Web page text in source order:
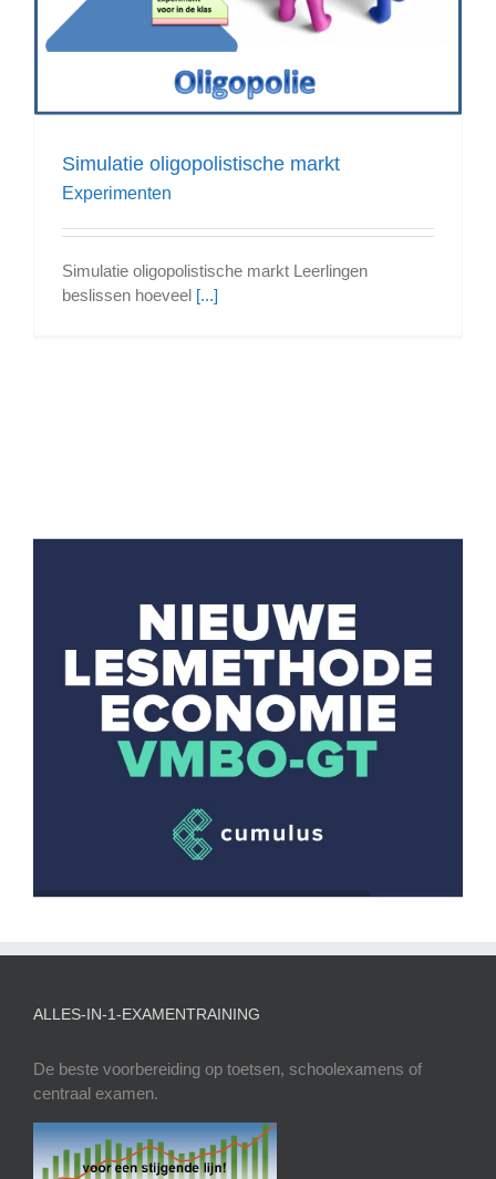
Simulatie oligopolistische markt
Experimenten
Simulatie oligopolistische markt Leerlingen
beslissen hoeveel [...]
ALLES-IN-1-EXAMENTRAINING
De beste voorbereiding op toetsen, schoolexamens of
centraal examen.